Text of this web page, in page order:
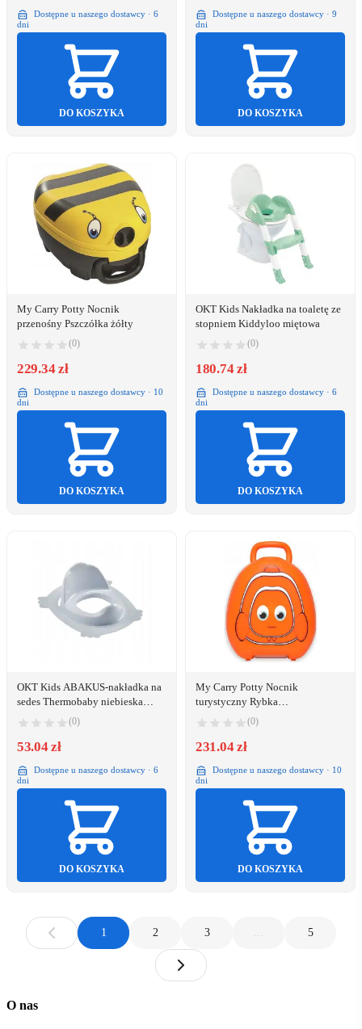
Dostępne u naszego dostawcy · 6
dni
DO KOSZYKA
Dostępne u naszego dostawcy · 9
dni
DO KOSZYKA
My Carry Potty Nocnik
przenośny Pszczółka żółty
(0)
229.34 zł
Dostępne u naszego dostawcy · 10
dni
DO KOSZYKA
OKT Kids Nakładka na toaletę ze
stopniem Kiddyloo miętowa
(0)
180.74 zł
Dostępne u naszego dostawcy · 6
dni
DO KOSZYKA
OKT Kids ABAKUS-nakładka na
sedes Thermobaby niebieska
(0)
53.04 zł
Dostępne u naszego dostawcy · 6
dni
DO KOSZYKA
My Carry Potty Nocnik
turystyczny Rybka
pomarańczowy
(0)
231.04 zł
Dostępne u naszego dostawcy · 10
dni
DO KOSZYKA
1 2 3 … 5
O nas